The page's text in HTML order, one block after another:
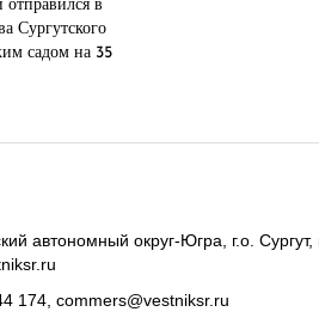
в
Сургутского
садом на 35
автономный округ-Югра, г.о. Сургут,
174, commers@vestniksr.ru